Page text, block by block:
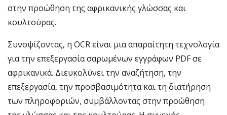
στην προώθηση της αφρικανικής γλώσσας και
κουλτούρας.
Συνοψίζοντας, η OCR είναι μια απαραίτητη τεχνολογία
για την επεξεργασία σαρωμένων εγγράφων PDF σε
αφρικανικά. Διευκολύνει την αναζήτηση, την
επεξεργασία, την προσβασιμότητα και τη διατήρηση
των πληροφοριών, συμβάλλοντας στην προώθηση